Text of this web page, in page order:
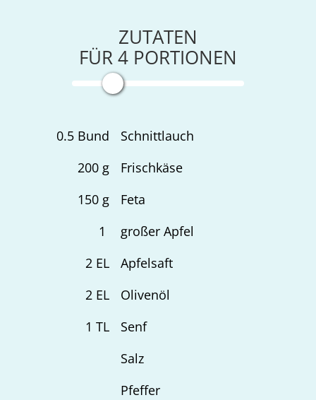
ZUTATEN
FÜR4 PORTIONEN
0.5Bund
Schnittlauch
200g
Frischkäse
150g
Feta
1
großer Apfel
2EL
Apfelsaft
2EL
Olivenöl
1 TL
Senf
Salz
Pfeffer